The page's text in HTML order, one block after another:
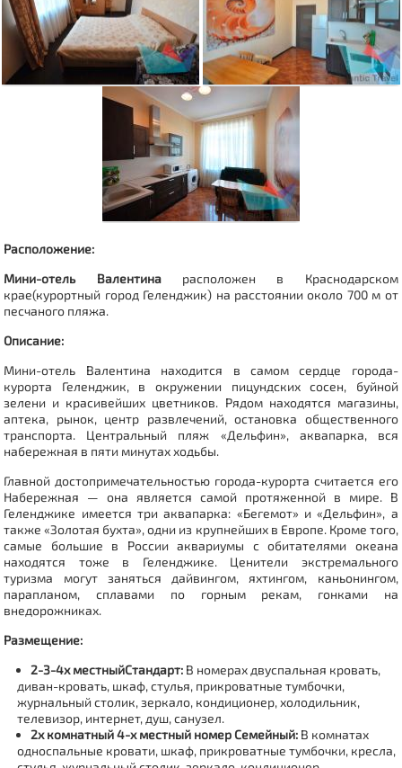
Расположение:
Мини-отель Валентинарасположен в Краснодарском
крае(курортный город Геленджик) на расстоянии около 700 м от
песчаного пляжа.
Описание:
Мини-отель Валентина находится в самом сердце города-
курорта Геленджик, в окружении пицундских сосен, буйной
зелени и красивейших цветников. Рядом находятся магазины,
аптека, рынок, центр развлечений, остановка общественного
транспорта. Центральный пляж «Дельфин», аквапарка, вся
набережная в пяти минутах ходьбы.
Главной достопримечательностью города-курорта считается его
Набережная — она является самой протяженной в мире. В
Геленджике имеется три аквапарка: «Бегемот» и «Дельфин», а
также «Золотая бухта», одни из крупнейших в Европе. Кроме того,
самые большие в России аквариумы с обитателями океана
находятся тоже в Геленджике. Ценители экстремального
туризма могут заняться дайвингом, яхтингом, каньонингом,
парапланом, сплавами по горным рекам, гонками на
внедорожниках.
Размещение:
2-3-4х местныйСтандарт: В номерах двуспальная кровать,
диван-кровать, шкаф, стулья, прикроватные тумбочки,
журнальный столик, зеркало, кондиционер, холодильник,
телевизор, интернет, душ, санузел.
2х комнатный 4-х местный номер Семейный: В комнатах
односпальные кровати, шкаф, прикроватные тумбочки, кресла,